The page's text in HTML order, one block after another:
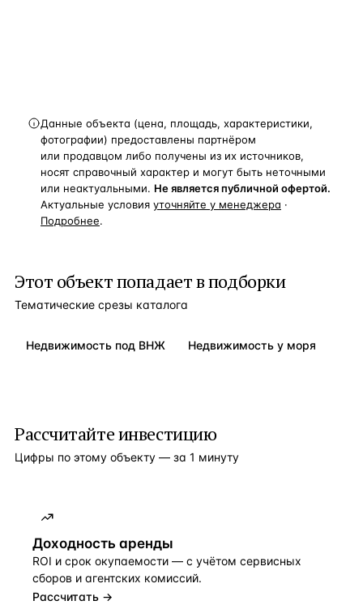
Данные объекта (цена, площадь, характеристики,
фотографии) предоставлены партнёром
или продавцом либо получены из их источников,
носят справочный характер и могут быть неточными
или неактуальными. Не является публичной офертой.
Актуальные условия уточняйте у менеджера ·
Подробнее.
Этот объект попадает в подборки
Тематические срезы каталога
Недвижимость под ВНЖ Недвижимость у моря
Рассчитайте инвестицию
Цифры по этому объекту — за 1 минуту
Доходность аренды
ROI и срок окупаемости — с учётом сервисных
сборов и агентских комиссий.
Рассчитать →